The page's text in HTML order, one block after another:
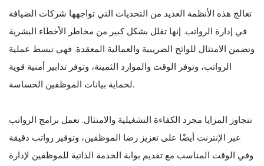
تعالج هذه الأنظمة العديد من التحديات التي تواجهها شركات الضيافة
في إدارة الرواتب. إنها تقلل بشكل كبير من مخاطر الأخطاء البشرية
وتضمن الامتثال للوائح الضريبية والعمالية المعقدة. فهي تبسط عملية
الرواتب، وتوفر الوقت والموارد الثمينة، وتوفر تدابير أمنية قوية
لحماية بيانات الموظفين الحساسة.
تتجاوز المزايا مجرد الكفاءة التشغيلية والامتثال. تعمل برامج الرواتب
عبر الإنترنت أيضًا على تعزيز رضا الموظفين، وتوفير رواتب دقيقة
وفي الوقت المناسب مع تقديم بوابة الخدمة الذاتية للموظفين لإدارة